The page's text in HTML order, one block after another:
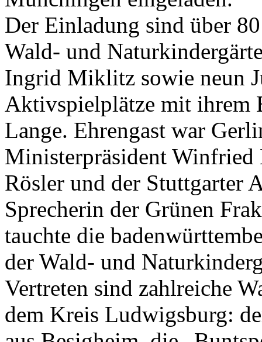
Der Einladung sind über
Wald- und
Ingrid Miklitz sowie neun
Aktivspielplätze mit ihrem
Lange. Ehrengast war
Ministerpräsident Winfried
Rösler und der Stuttgarter
Sprecherin der Grünen
tauchte die
der Wald- und
Vertreten sind zahlreiche
dem Kreis Ludwigsburg: